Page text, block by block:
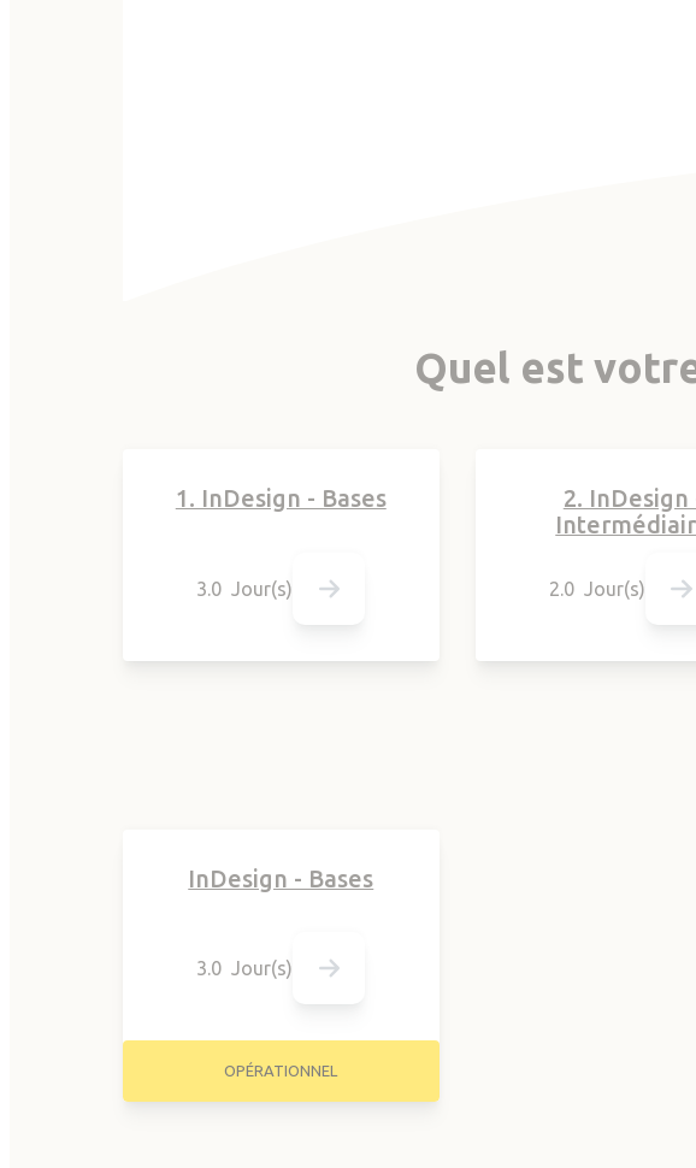
Quel est
1. InDesign - Bases
3.0 Jour(s)
2. InDesign
2.0 Jour(s)
InDesign - Bases
3.0 Jour(s)
OPÉRATIONNEL